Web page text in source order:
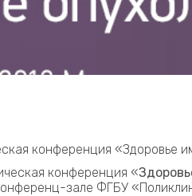
конференция «Здоровье
конференция «
зале ФГБУ